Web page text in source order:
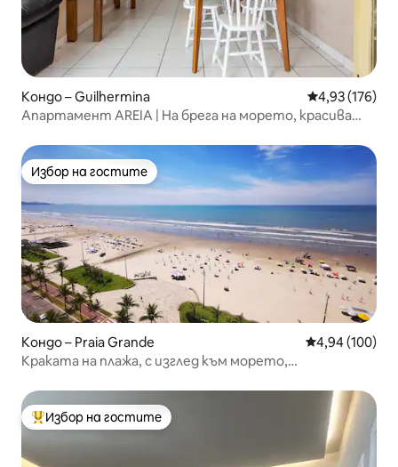
Кондо – Guilhermina Средна
4,93 (176)
Апартамент AREIA | На брега на морето, красива
Избор на гостите
Избор на гостите
Кондо – Praia Grande Средна
4,94 (100)
Краката на плажа, с изглед към морето,
Най-популярен избор на гостите
Избор на гостите